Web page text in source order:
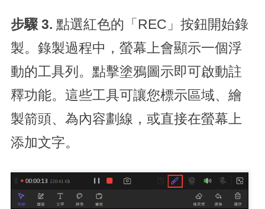
步驟 3. 點選紅色的「REC」按鈕開始錄
製。錄製過程中，螢幕上會顯示一個浮
動的工具列。點擊塗鴉圖示即可啟動註
釋功能。這些工具可讓您標示區域、繪
製箭頭、為內容劃線，或直接在螢幕上
添加文字。